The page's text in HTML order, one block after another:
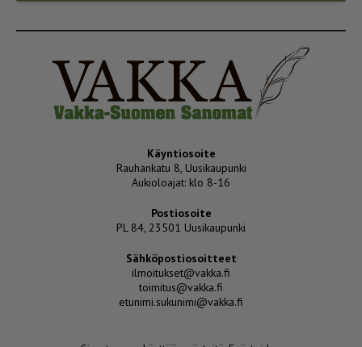
Käyntiosoite
Rauhankatu 8, Uusikaupunki
Aukioloajat: klo 8-16
Postiosoite
PL 84, 23501 Uusikaupunki
Sähköpostiosoitteet
ilmoitukset@vakka.fi
toimitus@vakka.fi
etunimi.sukunimi@vakka.fi